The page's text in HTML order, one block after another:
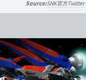
SNK官方Twitter